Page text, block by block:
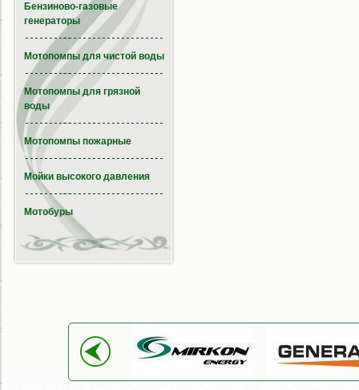
Бензиново-газовые
генераторы
Мотопомпы для чистой воды
Мотопомпы для грязной
воды
Мотопомпы пожарные
Мойки высокого давления
Мотобуры